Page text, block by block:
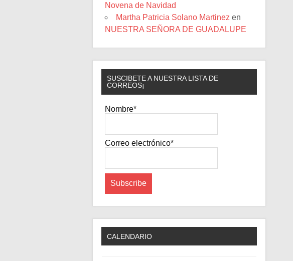
Novena de Navidad
Martha Patricia Solano Martinez en
NUESTRA SEÑORA DE GUADALUPE
SUSCIBETE A NUESTRA LISTA DE
CORREOS¡
Nombre*
Correo electrónico*
CALENDARIO